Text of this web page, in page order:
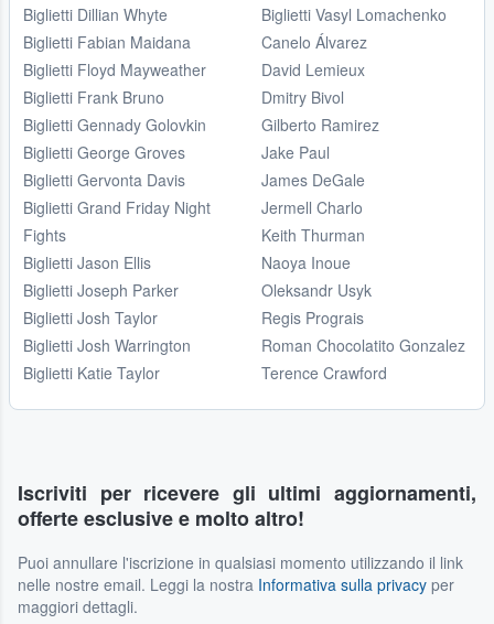
Biglietti Dillian Whyte
Biglietti Fabian Maidana
Biglietti Floyd Mayweather
Biglietti Frank Bruno
Biglietti Gennady Golovkin
Biglietti George Groves
Biglietti Gervonta Davis
Biglietti Grand Friday Night
Fights
Biglietti Jason Ellis
Biglietti Joseph Parker
Biglietti Josh Taylor
Biglietti Josh Warrington
Biglietti Katie Taylor
Biglietti Vasyl Lomachenko
Canelo Álvarez
David Lemieux
Dmitry Bivol
Gilberto Ramirez
Jake Paul
James DeGale
Jermell Charlo
Keith Thurman
Naoya Inoue
Oleksandr Usyk
Regis Prograis
Roman Chocolatito Gonzalez
Terence Crawford
Iscriviti per ricevere gli ultimi aggiornamenti,
offerte esclusive e molto altro!
Puoi annullare l'iscrizione in qualsiasi momento utilizzando il link
nelle nostre email. Leggi la nostra Informativa sulla privacy per
maggiori dettagli.